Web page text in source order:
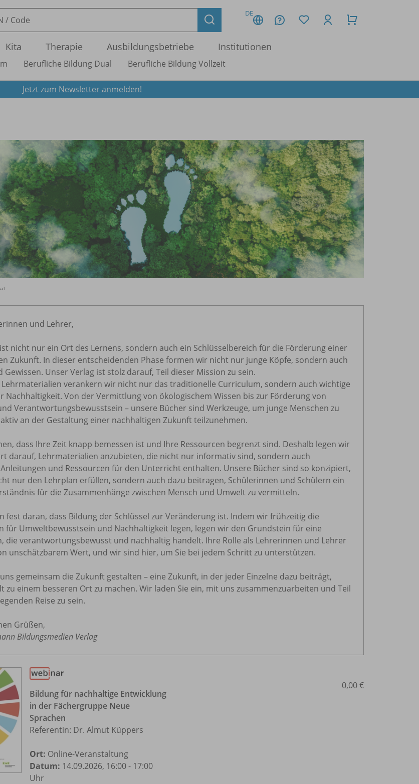
DE
Kita Therapie Ausbildungsbetriebe Institutionen
Berufliche Bildung Dual Berufliche Bildung Vollzeit
Jetzt zum Newsletter anmelden!
und Lehrer,
nicht nur ein Ort des Lernens, sondern auch ein Schlüsselbereich für die Förderung einer
Zukunft. In dieser entscheidenden Phase formen wir nicht nur junge Köpfe, sondern auch
Gewissen. Unser Verlag ist stolz darauf, Teil dieser Mission zu sein.
verankern wir nicht nur das traditionelle Curriculum, sondern auch wichtige
Nachhaltigkeit. Von der Vermittlung von ökologischem Wissen bis zur Förderung von
Verantwortungsbewusstsein – unsere Bücher sind Werkzeuge, um junge Menschen zu
an der Gestaltung einer nachhaltigen Zukunft teilzunehmen.
dass Ihre Zeit knapp bemessen ist und Ihre Ressourcen begrenzt sind. Deshalb legen wir
darauf, Lehrmaterialien anzubieten, die nicht nur informativ sind, sondern auch
und Ressourcen für den Unterricht enthalten. Unsere Bücher sind so konzipiert,
nur den Lehrplan erfüllen, sondern auch dazu beitragen, Schülerinnen und Schülern ein
für die Zusammenhänge zwischen Mensch und Umwelt zu vermitteln.
fest daran, dass Bildung der Schlüssel zur Veränderung ist. Indem wir frühzeitig die
für Umweltbewusstsein und Nachhaltigkeit legen, legen wir den Grundstein für eine
die verantwortungsbewusst und nachhaltig handelt. Ihre Rolle als Lehrerinnen und Lehrer
unschätzbarem Wert, und wir sind hier, um Sie bei jedem Schritt zu unterstützen.
uns gemeinsam die Zukunft gestalten – eine Zukunft, in der jeder Einzelne dazu beiträgt,
zu einem besseren Ort zu machen. Wir laden Sie ein, mit uns zusammenzuarbeiten und Teil
Reise zu sein.
Grüßen,
Bildungsmedien Verlag
Bildung für nachhaltige Entwicklung
in der Fächergruppe Neue
Sprachen
Referentin: Dr. Almut Küppers
Ort: Online-Veranstaltung
Datum: 14.09.2026, 16:00 - 17:00
Uhr
0,00 €